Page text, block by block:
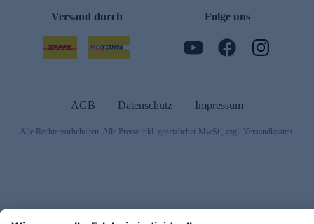
Versand durch Folge uns
AGB Datenschutz Impressum
Alle Rechte vorbehalten. Alle Preise inkl. gesetzlicher MwSt., zzgl. Versandkosten.